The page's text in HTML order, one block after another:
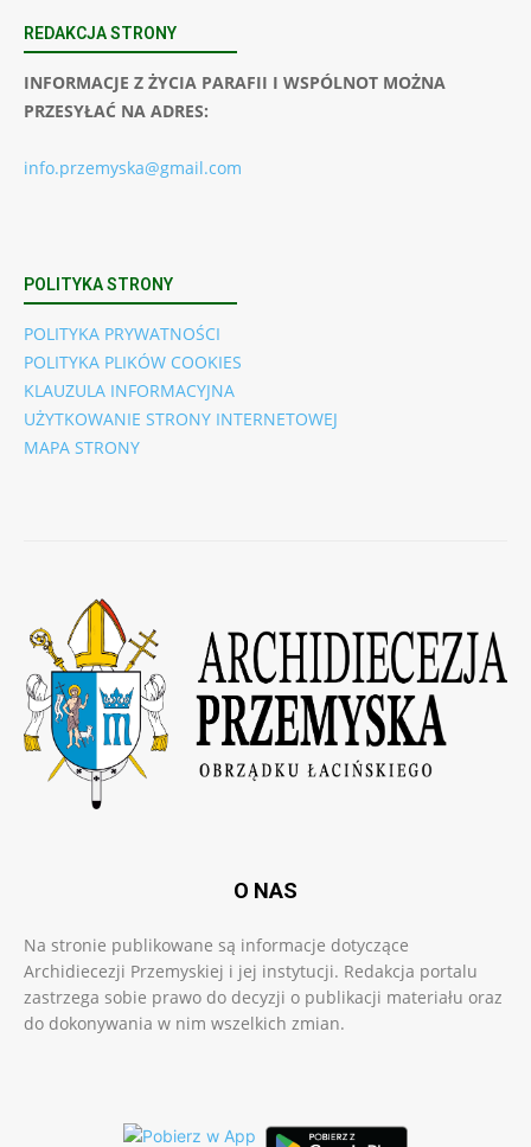
REDAKCJA STRONY
INFORMACJE Z ŻYCIA PARAFII I WSPÓLNOT MOŻNA
PRZESYŁAĆ NA ADRES:
info.przemyska@gmail.com
POLITYKA STRONY
POLITYKA PRYWATNOŚCI
POLITYKA PLIKÓW COOKIES
KLAUZULA INFORMACYJNA
UŻYTKOWANIE STRONY INTERNETOWEJ
MAPA STRONY
O NAS
Na stronie publikowane są informacje dotyczące
Archidiecezji Przemyskiej i jej instytucji. Redakcja portalu
zastrzega sobie prawo do decyzji o publikacji materiału oraz
do dokonywania w nim wszelkich zmian.